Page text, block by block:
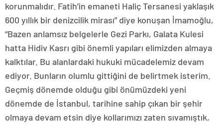
korunmalıdır. Fatih’in emaneti Haliç Tersanesi yaklaşık
600 yıllık bir denizcilik mirası” diye konuşan İmamoğlu,
“Bazen anlamsız belgelerle Gezi Parkı, Galata Kulesi
hatta Hidiv Kasrı gibi önemli yapıları elimizden almaya
kalktılar. Bu alanlardaki hukuki mücadelemiz devam
ediyor. Bunların olumlu gittiğini de belirtmek isterim.
Geçmiş dönemde olduğu gibi önümüzdeki yeni
dönemde de İstanbul, tarihine sahip çıkan bir şehir
olmaya devam etsin diye kollarımızı zaten sıvamıştık,